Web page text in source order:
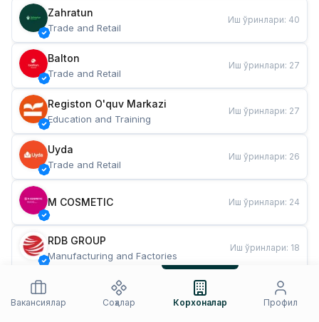
Zahratun
Trade and Retail
Иш ўринлари: 40
Balton
Trade and Retail
Иш ўринлари: 27
Registon O'quv Markazi
Education and Training
Иш ўринлари: 27
Uyda
Trade and Retail
Иш ўринлари: 26
M COSMETIC Иш ўринлари: 24
RDB GROUP
Manufacturing and Factories
Иш ўринлари: 18
Restaurants and Fast Food
Иш ўринлари
Вакансиялар
Соҳалар Корхоналар Профил